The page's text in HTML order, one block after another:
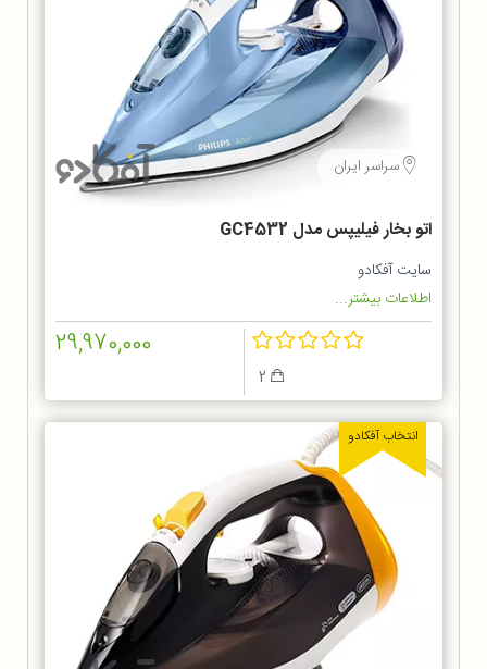
سراسر ایران
اتو بخار فیلیپس مدل GC4532
سایت آفکادو
اطلاعات بیشتر...
29,970,000
انتخاب آفکادو